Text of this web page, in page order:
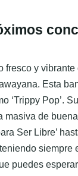
fresco y
Esta
‘Trippy Pop’.
masiva de
Ser Libre’
puedes